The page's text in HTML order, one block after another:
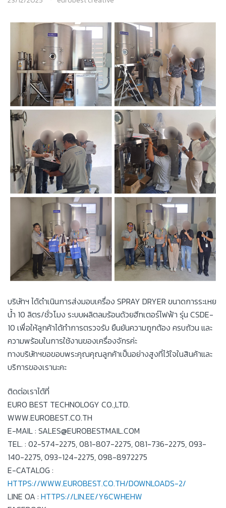
บริษัทฯ ได้ดำเนินการส่งมอบเครื่อง SPRAY DRYER ขนาดการระเหย
น้ำ 10 ลิตร/ชั่วโมง ระบบผลิตลมร้อนด้วยฮีทเตอร์ไฟฟ้า รุ่น CSDE-
10 เพื่อให้ลูกค้าได้ทำการตรวจรับ ยืนยันความถูกต้อง ครบถ้วน และ
ความพร้อมในการใช้งานของเครื่องจักรค่ะ
ทางบริษัทฯขอขอบพระคุณคุณลูกค้าเป็นอย่างสูงที่ไว้ใจในสินค้าและ
บริการของเรานะคะ
ติดต่อเราได้ที่
EURO BEST TECHNOLOGY CO.,LTD.
WWW.EUROBEST.CO.TH
E-MAIL : SALES@EUROBESTMAIL.COM
TEL. : 02-574-2275, 081-807-2275, 081-736-2275, 093-
140-2275, 093-124-2275, 098-8972275
E-CATALOG :
HTTPS://WWW.EUROBEST.CO.TH/DOWNLOADS-2/
LINE OA : HTTPS://LIN.EE/Y6CWHEHW